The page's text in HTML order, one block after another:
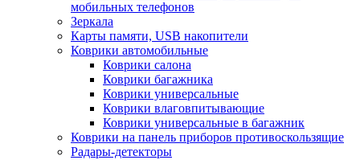
мобильных телефонов
Зеркала
Карты памяти, USB накопители
Коврики автомобильные
Коврики салона
Коврики багажника
Коврики универсальные
Коврики влаговпитывающие
Коврики универсальные в багажник
Коврики на панель приборов противоскользящие
Радары-детекторы